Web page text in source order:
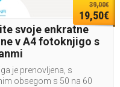
39,00€
19,50€
svoje enkratne
v A4 fotoknjigo s
je prenovljena, s
obsegom s 50 na 60